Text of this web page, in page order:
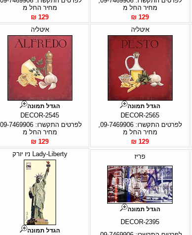
מחיר החל מ
129 ₪
מחיר החל מ
129 ₪
איטליה
הגדל תמונה
DECOR-2565
מחיר החל מ
129 ₪
איטליה
הגדל תמונה
DECOR-2545
מחיר החל מ
129 ₪
פריז
הגדל תמונה
DECOR-2395
Lady-Liberty ניו יורק
הגדל תמונה